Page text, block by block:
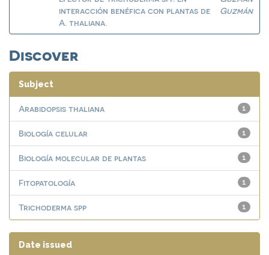
interacción benéfica con plantas de
A. thaliana.
Guzmán
Discover
Subject
1
Arabidopsis thaliana
1
Biología celular
1
Biología molecular de plantas
1
Fitopatología
1
Trichoderma spp
Date issued